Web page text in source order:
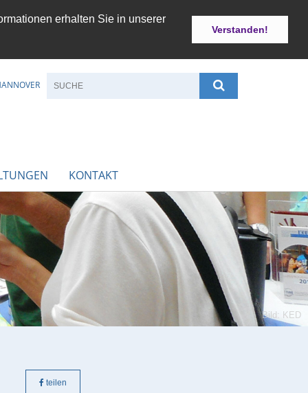
erhalten Sie in unserer
Verstanden!
KONTAKT
Bild: KED
teilen